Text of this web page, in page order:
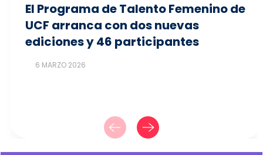
El Programa de Talento Femenino de
UCF arranca con dos nuevas
ediciones y 46 participantes
6 MARZO 2026